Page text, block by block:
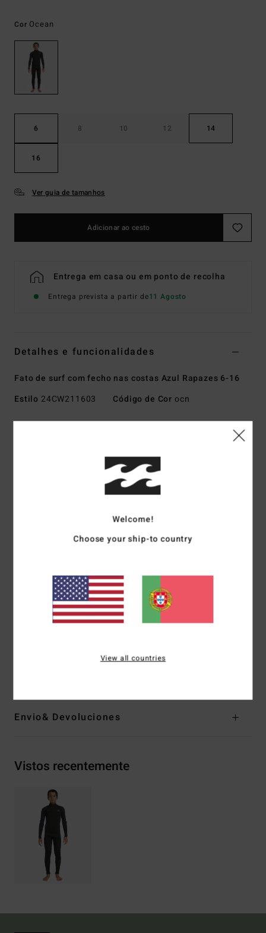
Cor Ocean
6 8 10 12 14
16
Ver guia de tamanhos
Adicionar ao cesto
Entrega em casa ou em ponto de recolha
Entrega prevista a partir de11 Agosto
Detalhes e funcionalidades
Fato de surf com fecho nas costas Azul Rapazes 6-16
Estilo 24CW211603 Código de Cor ocn
Tipo de tecido exterior:PRO STRETCH - fabricado com
tecidos 100% reciclados
SUPER LITE FOAM - Neoprene à base de
GRAFENO+ para proporcionar o calor e o
desempenho galardoado com o Prémio Nobel
Espessura:4/3 mm
Entrada:Entrada de fecho de correr nas costas
Costuras externas GBS (coladas e com ponto invisível)
[Tecido principal] 87% poliéster reciclado, 13%
Envio& Devoluciones
Vistos recentemente
Welcome!
Choose your ship-to country
View all countries